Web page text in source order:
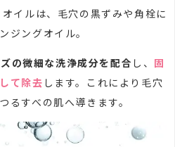
イルは、毛穴の黒ずみや角栓に
ジングオイル。
の微細な洗浄成分を配合 し、 固
て除去 します。これにより毛穴
るすべの肌へ導きます。